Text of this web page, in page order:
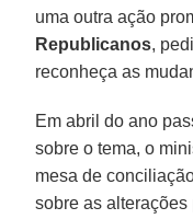
uma outra ação
Republicanos,
reconheça as
Em abril do ano
sobre o tema, o
mesa de
sobre as